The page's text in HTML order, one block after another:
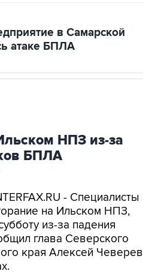
в Самарской
атаке БПЛА
НПЗ из-за
БПЛА
- Специалисты
на Ильском НПЗ,
из-за падения
глава Северского
края Алексей Чеверев